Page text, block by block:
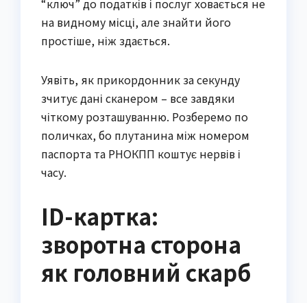
“ключ” до податків і послуг ховається не
на видному місці, але знайти його
простіше, ніж здається.
Уявіть, як прикордонник за секунду
зчитує дані сканером – все завдяки
чіткому розташуванню. Розберемо по
поличках, бо плутанина між номером
паспорта та РНОКПП коштує нервів і
часу.
ID-картка:
зворотна сторона
як головний скарб